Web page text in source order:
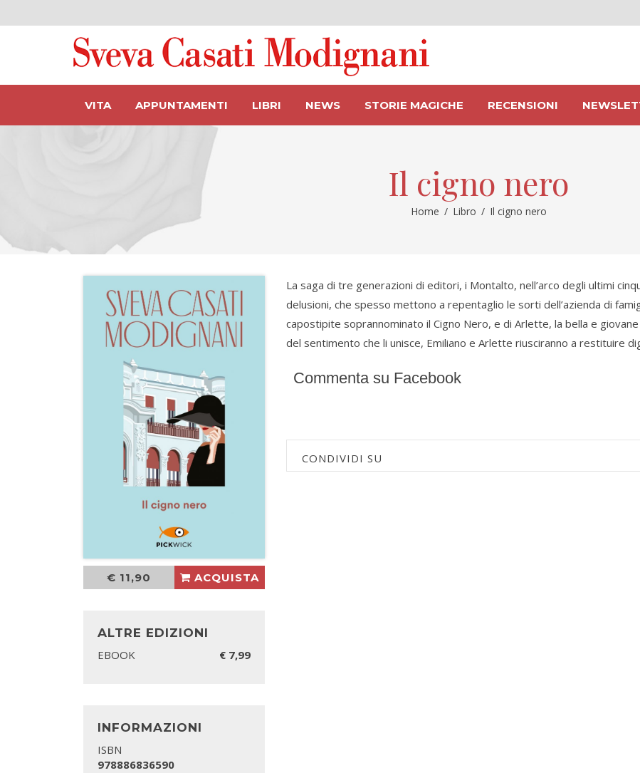
VITA APPUNTAMENTI LIBRI NEWS STORIE MAGICHE RECENSIONI
Il cigno nero
Home / Libro / Il cigno nero
€ 11,90 ACQUISTA
ALTRE EDIZIONI
EBOOK
€ 7,99
INFORMAZIONI
ISBN
978886836590
La saga di tre generazioni di editori, i Montalto, nell’arco degli ultimi
delusioni, che spesso mettono a repentaglio le sorti dell’azienda di
capostipite soprannominato il Cigno Nero, e di Arlette, la bella e
del sentimento che li unisce, Emiliano e Arlette riusciranno a restituire
Commenta su Facebook
CONDIVIDI SU